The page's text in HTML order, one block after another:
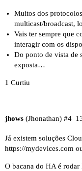
Muitos dos
multicast/broadcast,
Vais ter sempre que
interagir com os
Do ponto de vista de
exposta…
1 Curtiu
jhows (Jhonathan) #4
Já existem soluções
https://mydevices.com
O bacana do HA é